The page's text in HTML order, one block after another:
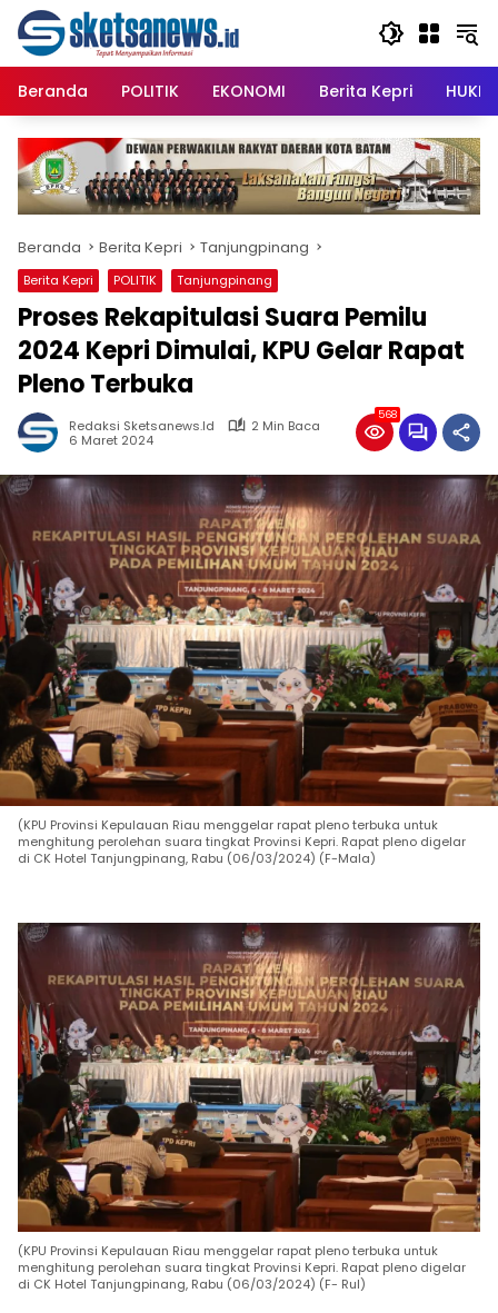
content
Langsung
konten
Beranda
POLITIK EKONOMI Berita Kepri
Beranda Berita Kepri Tanjungpinang
Berita Kepri POLITIK Tanjungpinang
Proses Rekapitulasi Suara Pemilu
2024 Kepri Dimulai, KPU Gelar Rapat
Pleno Terbuka
Redaksi Sketsanews.id
2 Min Baca
6 Maret 2024
568
(KPU Provinsi Kepulauan Riau menggelar rapat pleno terbuka untuk
menghitung perolehan suara tingkat Provinsi Kepri. Rapat pleno digelar
di CK Hotel Tanjungpinang, Rabu (06/03/2024) (F-Mala)
(KPU Provinsi Kepulauan Riau menggelar rapat pleno terbuka untuk
menghitung perolehan suara tingkat Provinsi Kepri. Rapat pleno digelar
di CK Hotel Tanjungpinang, Rabu (06/03/2024) (F- Rul)